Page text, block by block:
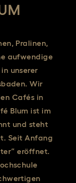
Pralinen,
aufwendige
unserer
Wir
Cafés in
Blum ist im
und steht
Seit Anfang
eröffnet.